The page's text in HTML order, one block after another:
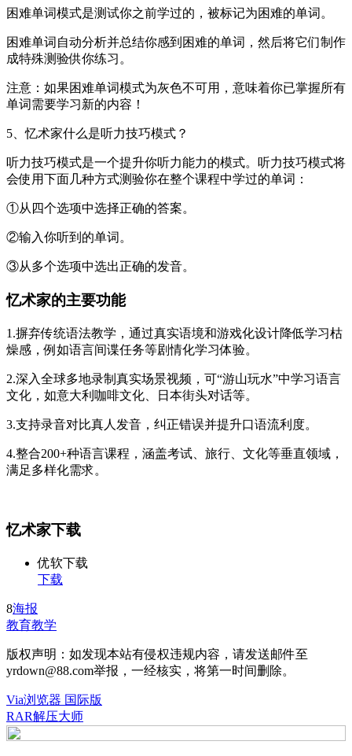
困难单词模式是测试你之前学过的，被标记为困难的单词。
困难单词自动分析并总结你感到困难的单词，然后将它们制作
成特殊测验供你练习。
注意：如果困难单词模式为灰色不可用，意味着你已掌握所有
单词需要学习新的内容！
5、忆术家什么是听力技巧模式？
听力技巧模式是一个提升你听力能力的模式。听力技巧模式将
会使用下面几种方式测验你在整个课程中学过的单词：
①从四个选项中选择正确的答案。
②输入你听到的单词。
③从多个选项中选出正确的发音。
忆术家的主要功能
1.摒弃传统语法教学，通过真实语境和游戏化设计降低学习枯
燥感，例如语言间谍任务等剧情化学习体验。
2.深入全球多地录制真实场景视频，可“游山玩水”中学习语言
文化，如意大利咖啡文化、日本街头对话等。
3.支持录音对比真人发音，纠正错误并提升口语流利度。
4.整合200+种语言课程，涵盖考试、旅行、文化等垂直领域，
满足多样化需求。
忆术家下载
优软下载
下载
8海报
教育教学
版权声明：如发现本站有侵权违规内容，请发送邮件至
yrdown@88.com举报，一经核实，将第一时间删除。
Via浏览器 国际版
RAR解压大师